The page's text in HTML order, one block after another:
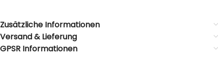
Zusätzliche Informationen
Versand & Lieferung
GPSR Informationen